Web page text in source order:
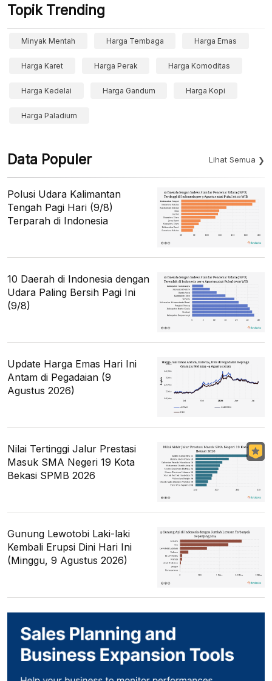
Topik Trending
Minyak Mentah Harga Tembaga Harga Emas
Harga Karet Harga Perak Harga Komoditas
Harga Kedelai Harga Gandum Harga Kopi
Harga Paladium
Data Populer Lihat Semua
Polusi Udara Kalimantan
Tengah Pagi Hari (9/8)
Terparah di Indonesia
10 Daerah di Indonesia dengan
Udara Paling Bersih Pagi Ini
(9/8)
Update Harga Emas Hari Ini
Antam di Pegadaian (9
Agustus 2026)
Nilai Tertinggi Jalur Prestasi
Masuk SMA Negeri 19 Kota
Bekasi SPMB 2026
Gunung Lewotobi Laki-laki
Kembali Erupsi Dini Hari Ini
(Minggu, 9 Agustus 2026)